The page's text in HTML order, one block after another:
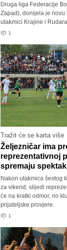
Druga liga Federacije
Zapad), donijela je
utakmici Krajine i
1
Tražit će se karta više
Željezničar ima
reprezentativnoj
spremaju spektakl
Nakon utakmica šestog
za vikend, slijedi
će na kratki odmor, no
prijateljske provjere.
1